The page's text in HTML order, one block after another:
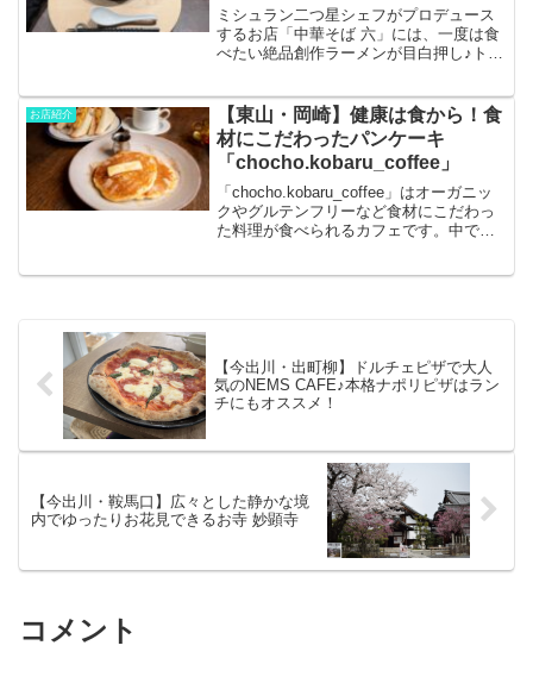
ミシュラン二つ星シェフがプロデュース
するお店「中華そば 六」には、一度は食
べたい絶品創作ラーメンが目白押し♪トリ
と一緒に食べたい鴨肉そぼろ丼をご紹
介！
お店紹介
【東山・岡崎】健康は食から！食
材にこだわったパンケーキ
「chocho.kobaru_coffee」
「chocho.kobaru_coffee」はオーガニッ
クやグルテンフリーなど食材にこだわっ
た料理が食べられるカフェです。中でも
【今出川・出町柳】ドルチェピザで大人
気のNEMS CAFE♪本格ナポリピザはラン
チにもオススメ！
【今出川・鞍馬口】広々とした静かな境
内でゆったりお花見できるお寺 妙顕寺
コメント